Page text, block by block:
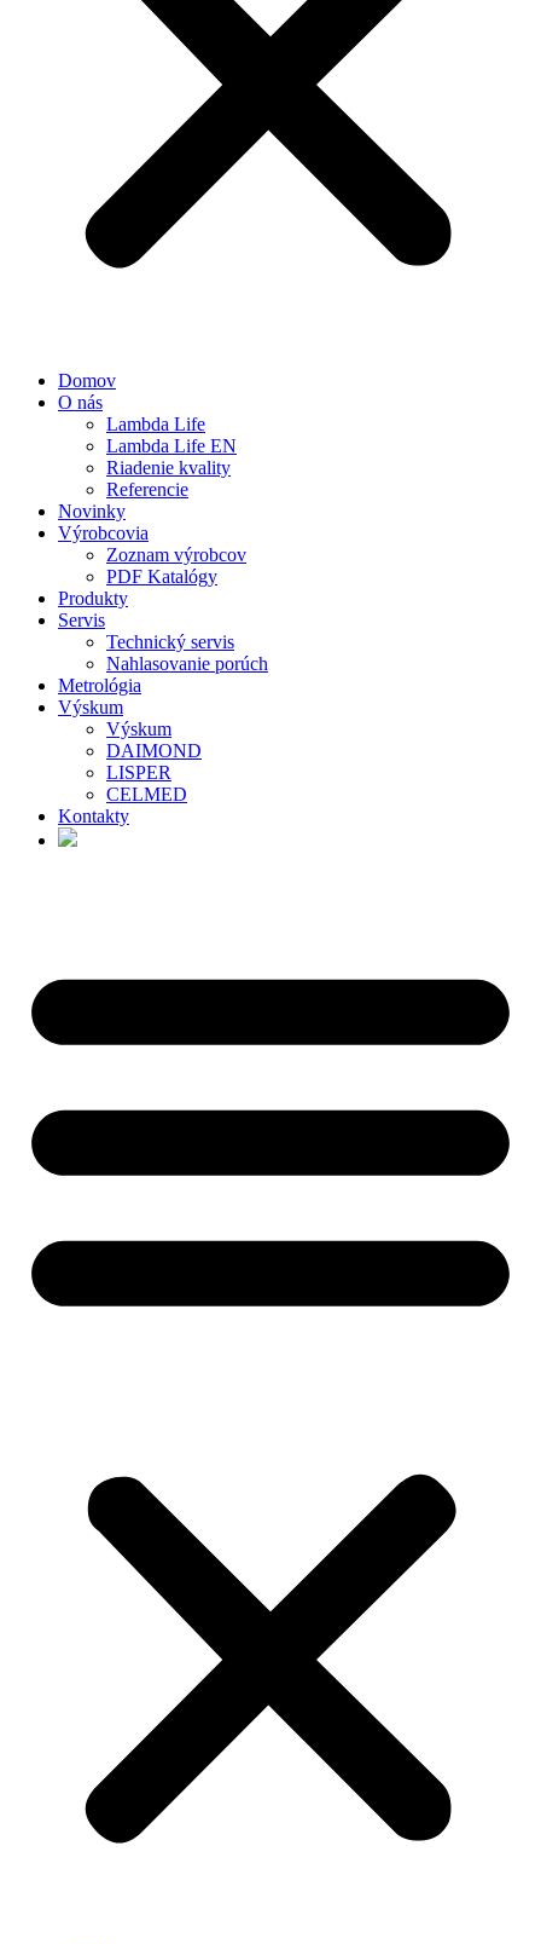
Domov
O nás
Lambda Life
Lambda Life EN
Riadenie kvality
Referencie
Novinky
Výrobcovia
Zoznam výrobcov
PDF Katalógy
Produkty
Servis
Technický servis
Nahlasovanie porúch
Metrológia
Výskum
Výskum
DAIMOND
LISPER
CELMED
Kontakty